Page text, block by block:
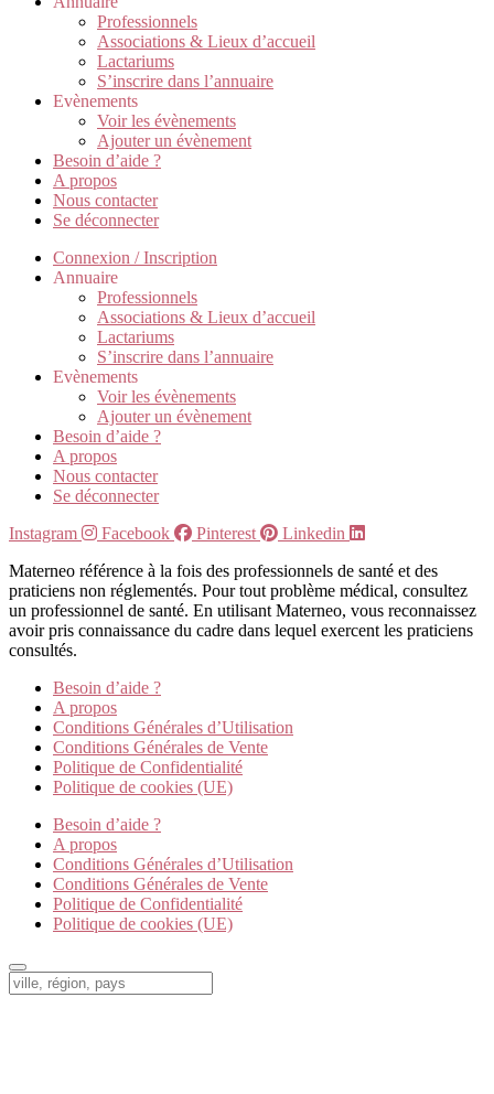
Professionnels
Associations & Lieux d’accueil
Lactariums
S’inscrire dans l’annuaire
Evènements
Voir les évènements
Ajouter un évènement
Besoin d’aide ?
A propos
Nous contacter
Se déconnecter
Connexion / Inscription
Annuaire
Professionnels
Associations & Lieux d’accueil
Lactariums
S’inscrire dans l’annuaire
Evènements
Voir les évènements
Ajouter un évènement
Besoin d’aide ?
A propos
Nous contacter
Se déconnecter
Instagram
Facebook Pinterest
Linkedin
Materneo référence à la fois des professionnels de santé et des
praticiens non réglementés. Pour tout problème médical, consultez
un professionnel de santé. En utilisant Materneo, vous reconnaissez
avoir pris connaissance du cadre dans lequel exercent les praticiens
consultés.
Besoin d’aide ?
A propos
Conditions Générales d’Utilisation
Conditions Générales de Vente
Politique de Confidentialité
Politique de cookies (UE)
Besoin d’aide ?
A propos
Conditions Générales d’Utilisation
Conditions Générales de Vente
Politique de Confidentialité
Politique de cookies (UE)